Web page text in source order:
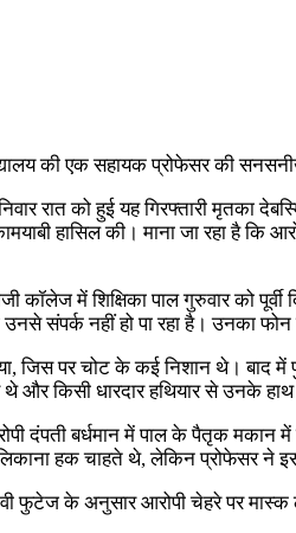
की एक सहायक प्रोफेसर की
रात को हुई यह गिरफ्तारी
हासिल की। माना जा रहा है कि
कॉलेज में शिक्षिका पाल गुरुवार
संपर्क नहीं हो पा रहा है। उनका
जिस पर चोट के कई निशान थे। बाद में
थे और किसी धारदार हथियार से उनके
दंपती बर्धमान में पाल के पैतृक मकान
हक चाहते थे, लेकिन प्रोफेसर ने
फुटेज के अनुसार आरोपी चेहरे पर